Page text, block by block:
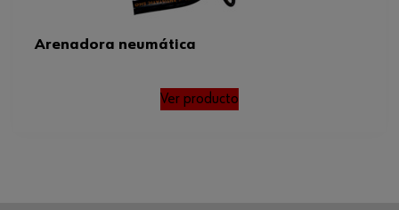
Arenadora neumática
Ver producto